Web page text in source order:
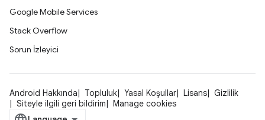
Google Mobile Services
Stack Overflow
Sorun İzleyici
Android Hakkında Topluluk Yasal Koşullar Lisans
Gizlilik
Siteyle ilgili geri bildirim
Manage cookies